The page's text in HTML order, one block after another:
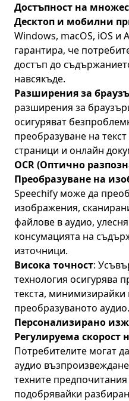
Достъпност на
Десктоп и мобилни
Windows, macOS, iOS и
гарантира, че
достъп до
навсякъде.
Разширения за
разширения за
осигуряват
преобразуване на
страници и онлайн
OCR (Оптично
Преобразуване на
Speechify може да
изображения,
файлове в аудио,
консумацията на
източници.
Висока точност:
технология осигурява
текста, минимизирайки
преобразуваното аудио.
Персонализирано
Регулируема скорост
Потребителите могат
аудио
техните
подобрявайки